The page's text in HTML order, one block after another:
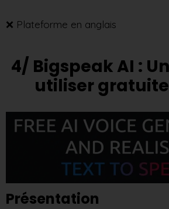
❌ Plateforme en anglais
4/ Bigspeak AI :
utiliser
Présentation